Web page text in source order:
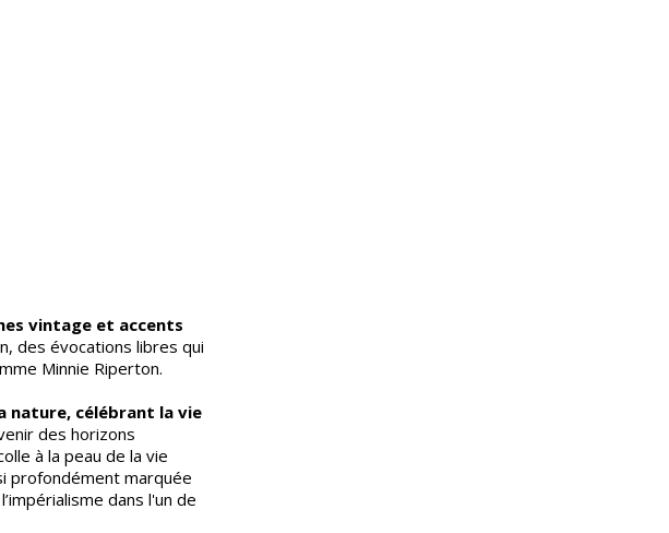
vintage et accents
des évocations libres qui
Minnie Riperton.
nature, célébrant la vie
des horizons
à la peau de la vie
profondément marquée
dans l'un de